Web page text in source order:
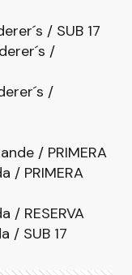
/ SUB 17
/
/
/ PRIMERA
/ PRIMERA
/ RESERVA
/ SUB 17